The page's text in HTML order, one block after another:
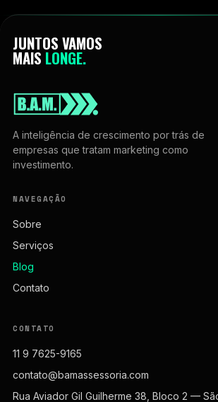
JUNTOS VAMOS
MAIS LONGE.
A inteligência de crescimento por trás de
empresas que tratam marketing como
investimento.
NAVEGAÇÃO
Sobre
Serviços
Blog
Contato
CONTATO
11 9 7625-9165
contato@bamassessoria.com
Rua Aviador Gil Guilherme 38, Bloco 2 —